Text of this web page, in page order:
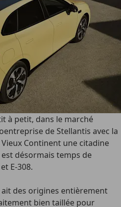
à petit, dans le marché
de Stellantis avec la
Continent une citadine
désormais temps de
E-308.
des origines entièrement
bien taillée pour